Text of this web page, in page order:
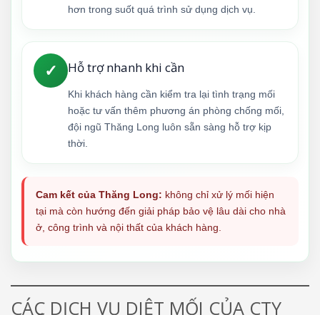
hơn trong suốt quá trình sử dụng dịch vụ.
✓ Hỗ trợ nhanh khi cần
Khi khách hàng cần kiểm tra lại tình trạng mối
hoặc tư vấn thêm phương án phòng chống mối,
đội ngũ Thăng Long luôn sẵn sàng hỗ trợ kịp
thời.
Cam kết của Thăng Long: không chỉ xử lý mối hiện
tại mà còn hướng đến giải pháp bảo vệ lâu dài cho nhà
ở, công trình và nội thất của khách hàng.
CÁC DỊCH VỤ DIỆT MỐI CỦA CTY